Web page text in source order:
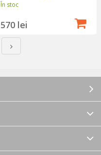
În stoc
570 lei